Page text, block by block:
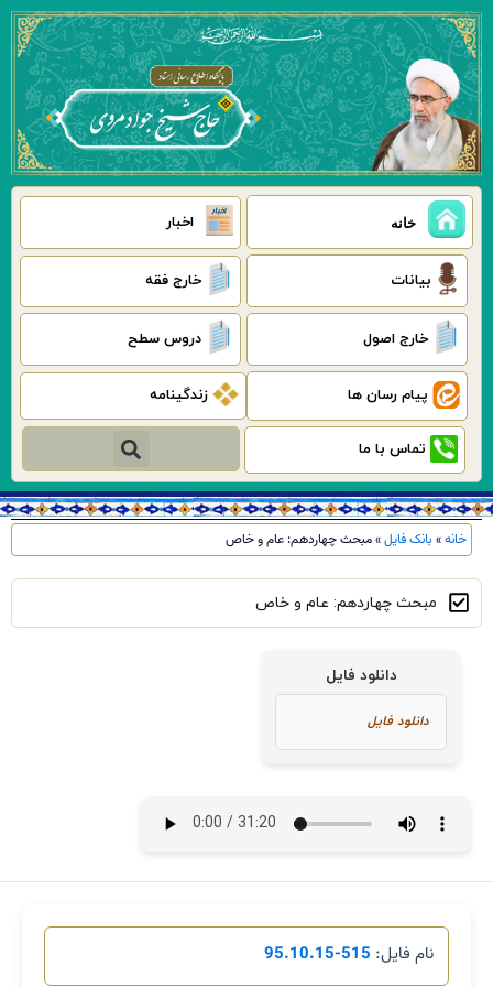
پرش
محتوا
خانه اخبار
بیانات خارج فقه
خارج اصول دروس سطح
پیام رسان ها زندگینامه
تماس با ما جستجو
خانه» بانک فایل»مبحث چهاردهم: عام و خاص
مبحث چهاردهم: عام و خاص
دانلود فایل
نام فایل: 515-95.10.15